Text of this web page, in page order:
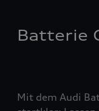
Batterie
Mit dem Audi